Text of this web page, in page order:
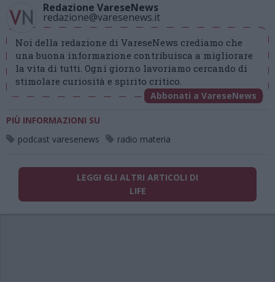
Redazione VareseNews
redazione@varesenews.it
Noi della redazione di VareseNews crediamo che
una buona informazione contribuisca a migliorare
la vita di tutti. Ogni giorno lavoriamo cercando di
stimolare curiosità e spirito critico.
Abbonati a VareseNews
PIÙ INFORMAZIONI SU
podcast varesenews
radio materia
LEGGI GLI ALTRI ARTICOLI DI
LIFE